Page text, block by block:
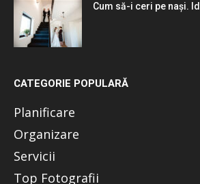
Cum să-i ceri pe nași.
CATEGORIE POPULARĂ
Planificare
Organizare
Servicii
Top Fotografii